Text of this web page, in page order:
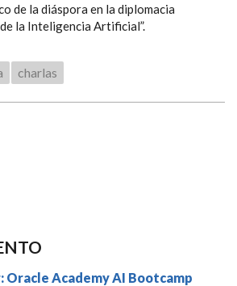
de la diáspora en la diplomacia
la Inteligencia Artificial”.
charlas
Oracle Academy AI Bootcamp